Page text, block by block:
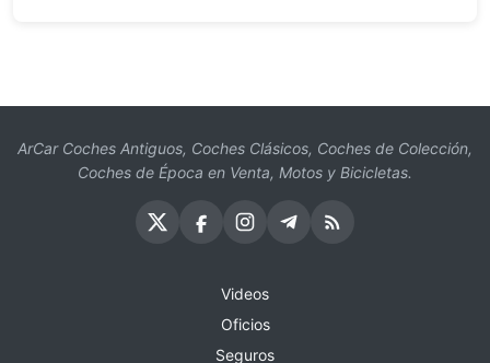
ArCar Coches Antiguos, Coches Clásicos, Coches de Colección,
Coches de Época en Venta, Motos y Bicicletas.
Videos
Oficios
Seguros